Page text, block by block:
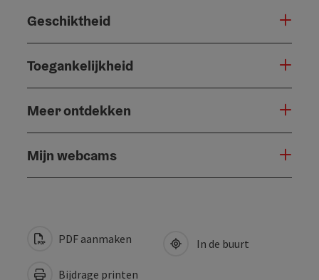
Geschiktheid
Toegankelijkheid
Meer ontdekken
Mijn webcams
PDF aanmaken
Bijdrage printen
In de buurt